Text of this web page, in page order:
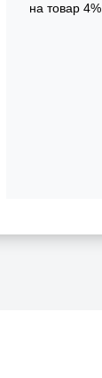
на товар